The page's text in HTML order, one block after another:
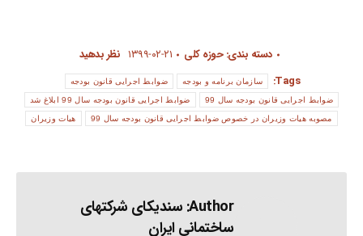
دسته بندی:حوزه کلی ۱۳۹۹-۰۲-۲۱ نظر بدهید
Tags:
سازمان برنامه و بودجه ضوابط اجرایی قانون بودجه
ضوابط اجرایی قانون بودجه سال 99 ضوابط اجرایی قانون بودجه سال 99 ابلاغ شد
مصوبه هیات وزیران در خصوص ضوابط اجرایی قانون بودجه سال 99 هیات وزیران
Author: سندیکای شرکتهای
ساختمانی ایران